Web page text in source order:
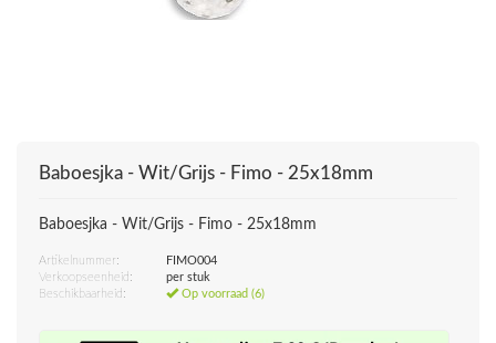
Baboesjka - Wit/Grijs - Fimo - 25x18mm
Baboesjka - Wit/Grijs - Fimo - 25x18mm
Artikelnummer:
FIMO004
Verkoopseenheid:
per stuk
Beschikbaarheid:
Op voorraad (6)